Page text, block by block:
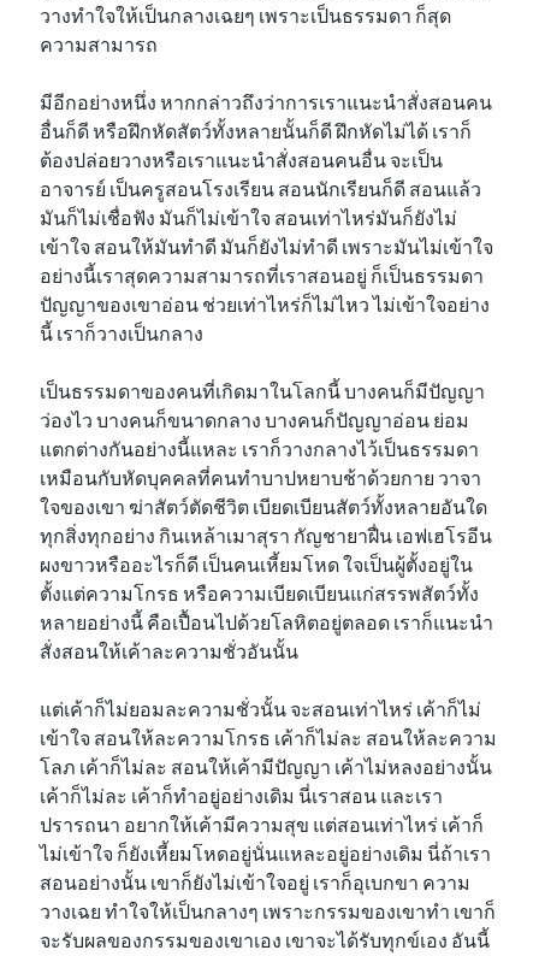
วางทำใจให้เป็นกลางเฉยๆ เพราะเป็นธรรมดา ก็สุด
ความสามารถ
มีอีกอย่างหนึ่ง หากกล่าวถึงว่าการเราแนะนำสั่งสอนคน
อื่นก็ดี หรือฝึกหัดสัตว์ทั้งหลายนั้นก็ดี ฝึกหัดไม่ได้ เราก็
ต้องปล่อยวางหรือเราแนะนำสั่งสอนคนอื่น จะเป็น
อาจารย์ เป็นครูสอนโรงเรียน สอนนักเรียนก็ดี สอนแล้ว
มันก็ไม่เชื่อฟัง มันก็ไม่เข้าใจ สอนเท่าไหร่มันก็ยังไม่
เข้าใจ สอนให้มันทำดี มันก็ยังไม่ทำดี เพราะมันไม่เข้าใจ
อย่างนี้เราสุดความสามารถที่เราสอนอยู่ ก็เป็นธรรมดา
ปัญญาของเขาอ่อน ช่วยเท่าไหร่ก็ไม่ไหว ไม่เข้าใจอย่าง
นี้ เราก็วางเป็นกลาง
เป็นธรรมดาของคนที่เกิดมาในโลกนี้ บางคนก็มีปัญญา
ว่องไว บางคนก็ขนาดกลาง บางคนก็ปัญญาอ่อน ย่อม
แตกต่างกันอย่างนี้แหละ เราก็วางกลางไว้เป็นธรรมดา
เหมือนกับหัดบุคคลที่คนทำบาปหยาบช้าด้วยกาย วาจา
ใจของเขา ฆ่าสัตว์ตัดชีวิต เบียดเบียนสัตว์ทั้งหลายอันใด
ทุกสิ่งทุกอย่าง กินเหล้าเมาสุรา กัญชายาฝื่น เอฟเฮโรอีน
ผงขาวหรืออะไรก็ดี เป็นคนเหี้ยมโหด ใจเป็นผู้ตั้งอยู่ใน
ตั้งแต่ความโกรธ หรือความเบียดเบียนแก่สรรพสัตว์ทั้ง
หลายอย่างนี้ คือเปื้อนไปด้วยโลหิตอยู่ตลอด เราก็แนะนำ
สั่งสอนให้เค้าละความชั่วอันนั้น
แต่เค้าก็ไม่ยอมละความชั่วนั้น จะสอนเท่าไหร่ เค้าก็ไม่
เข้าใจ สอนให้ละความโกรธ เค้าก็ไม่ละ สอนให้ละความ
โลภ เค้าก็ไม่ละ สอนให้เค้ามีปัญญา เค้าไม่หลงอย่างนั้น
เค้าก็ไม่ละ เค้าก็ทำอยู่อย่างเดิม นี่เราสอน และเรา
ปรารถนา อยากให้เค้ามีความสุข แต่สอนเท่าไหร่ เค้าก็
ไม่เข้าใจ ก็ยังเหี้ยมโหดอยู่นั่นแหละอยู่อย่างเดิม นี่ถ้าเรา
สอนอย่างนั้น เขาก็ยังไม่เข้าใจอยู่ เราก็อุเบกขา ความ
วางเฉย ทำใจให้เป็นกลางๆ เพราะกรรมของเขาทำ เขาก็
จะรับผลของกรรมของเขาเอง เขาจะได้รับทุกข์เอง อันนี้